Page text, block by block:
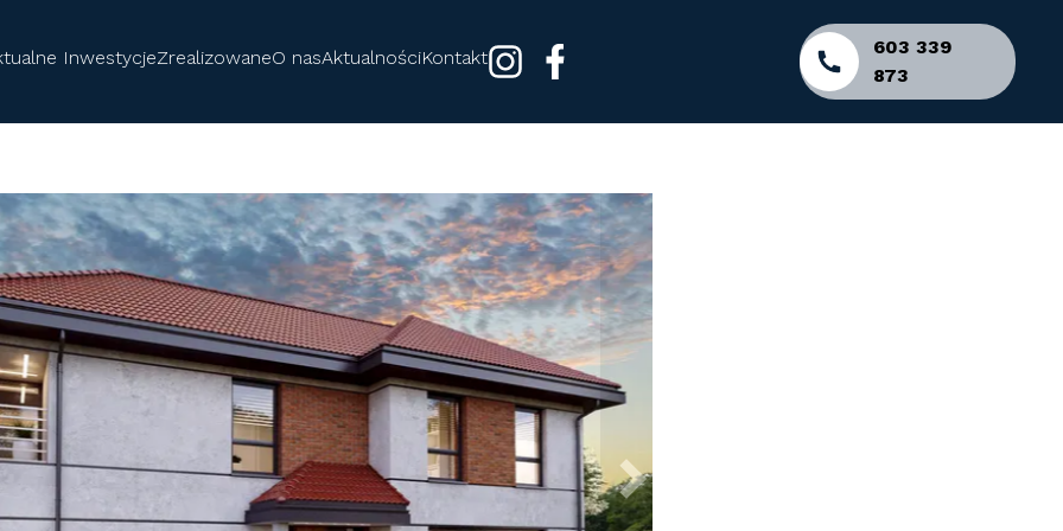
InwestycjeZrealizowaneO nasAktualnościKontakt
603 339
873